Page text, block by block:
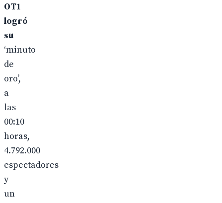
OT1
logró
su
‘minuto
de
oro’,
a
las
00:10
horas,
4.792.000
espectadores
y
un